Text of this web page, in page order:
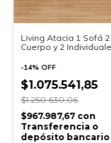
Living Atacia 1 Sofá 2
Cuerpo y 2
-14% OFF
$1.075.541,85
$1.250.630,06
$967.987,67 con
Transferencia o
depósito bancario